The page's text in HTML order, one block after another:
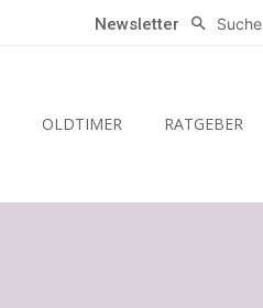
Newsletter Suche
OLDTIMER RATGEBER